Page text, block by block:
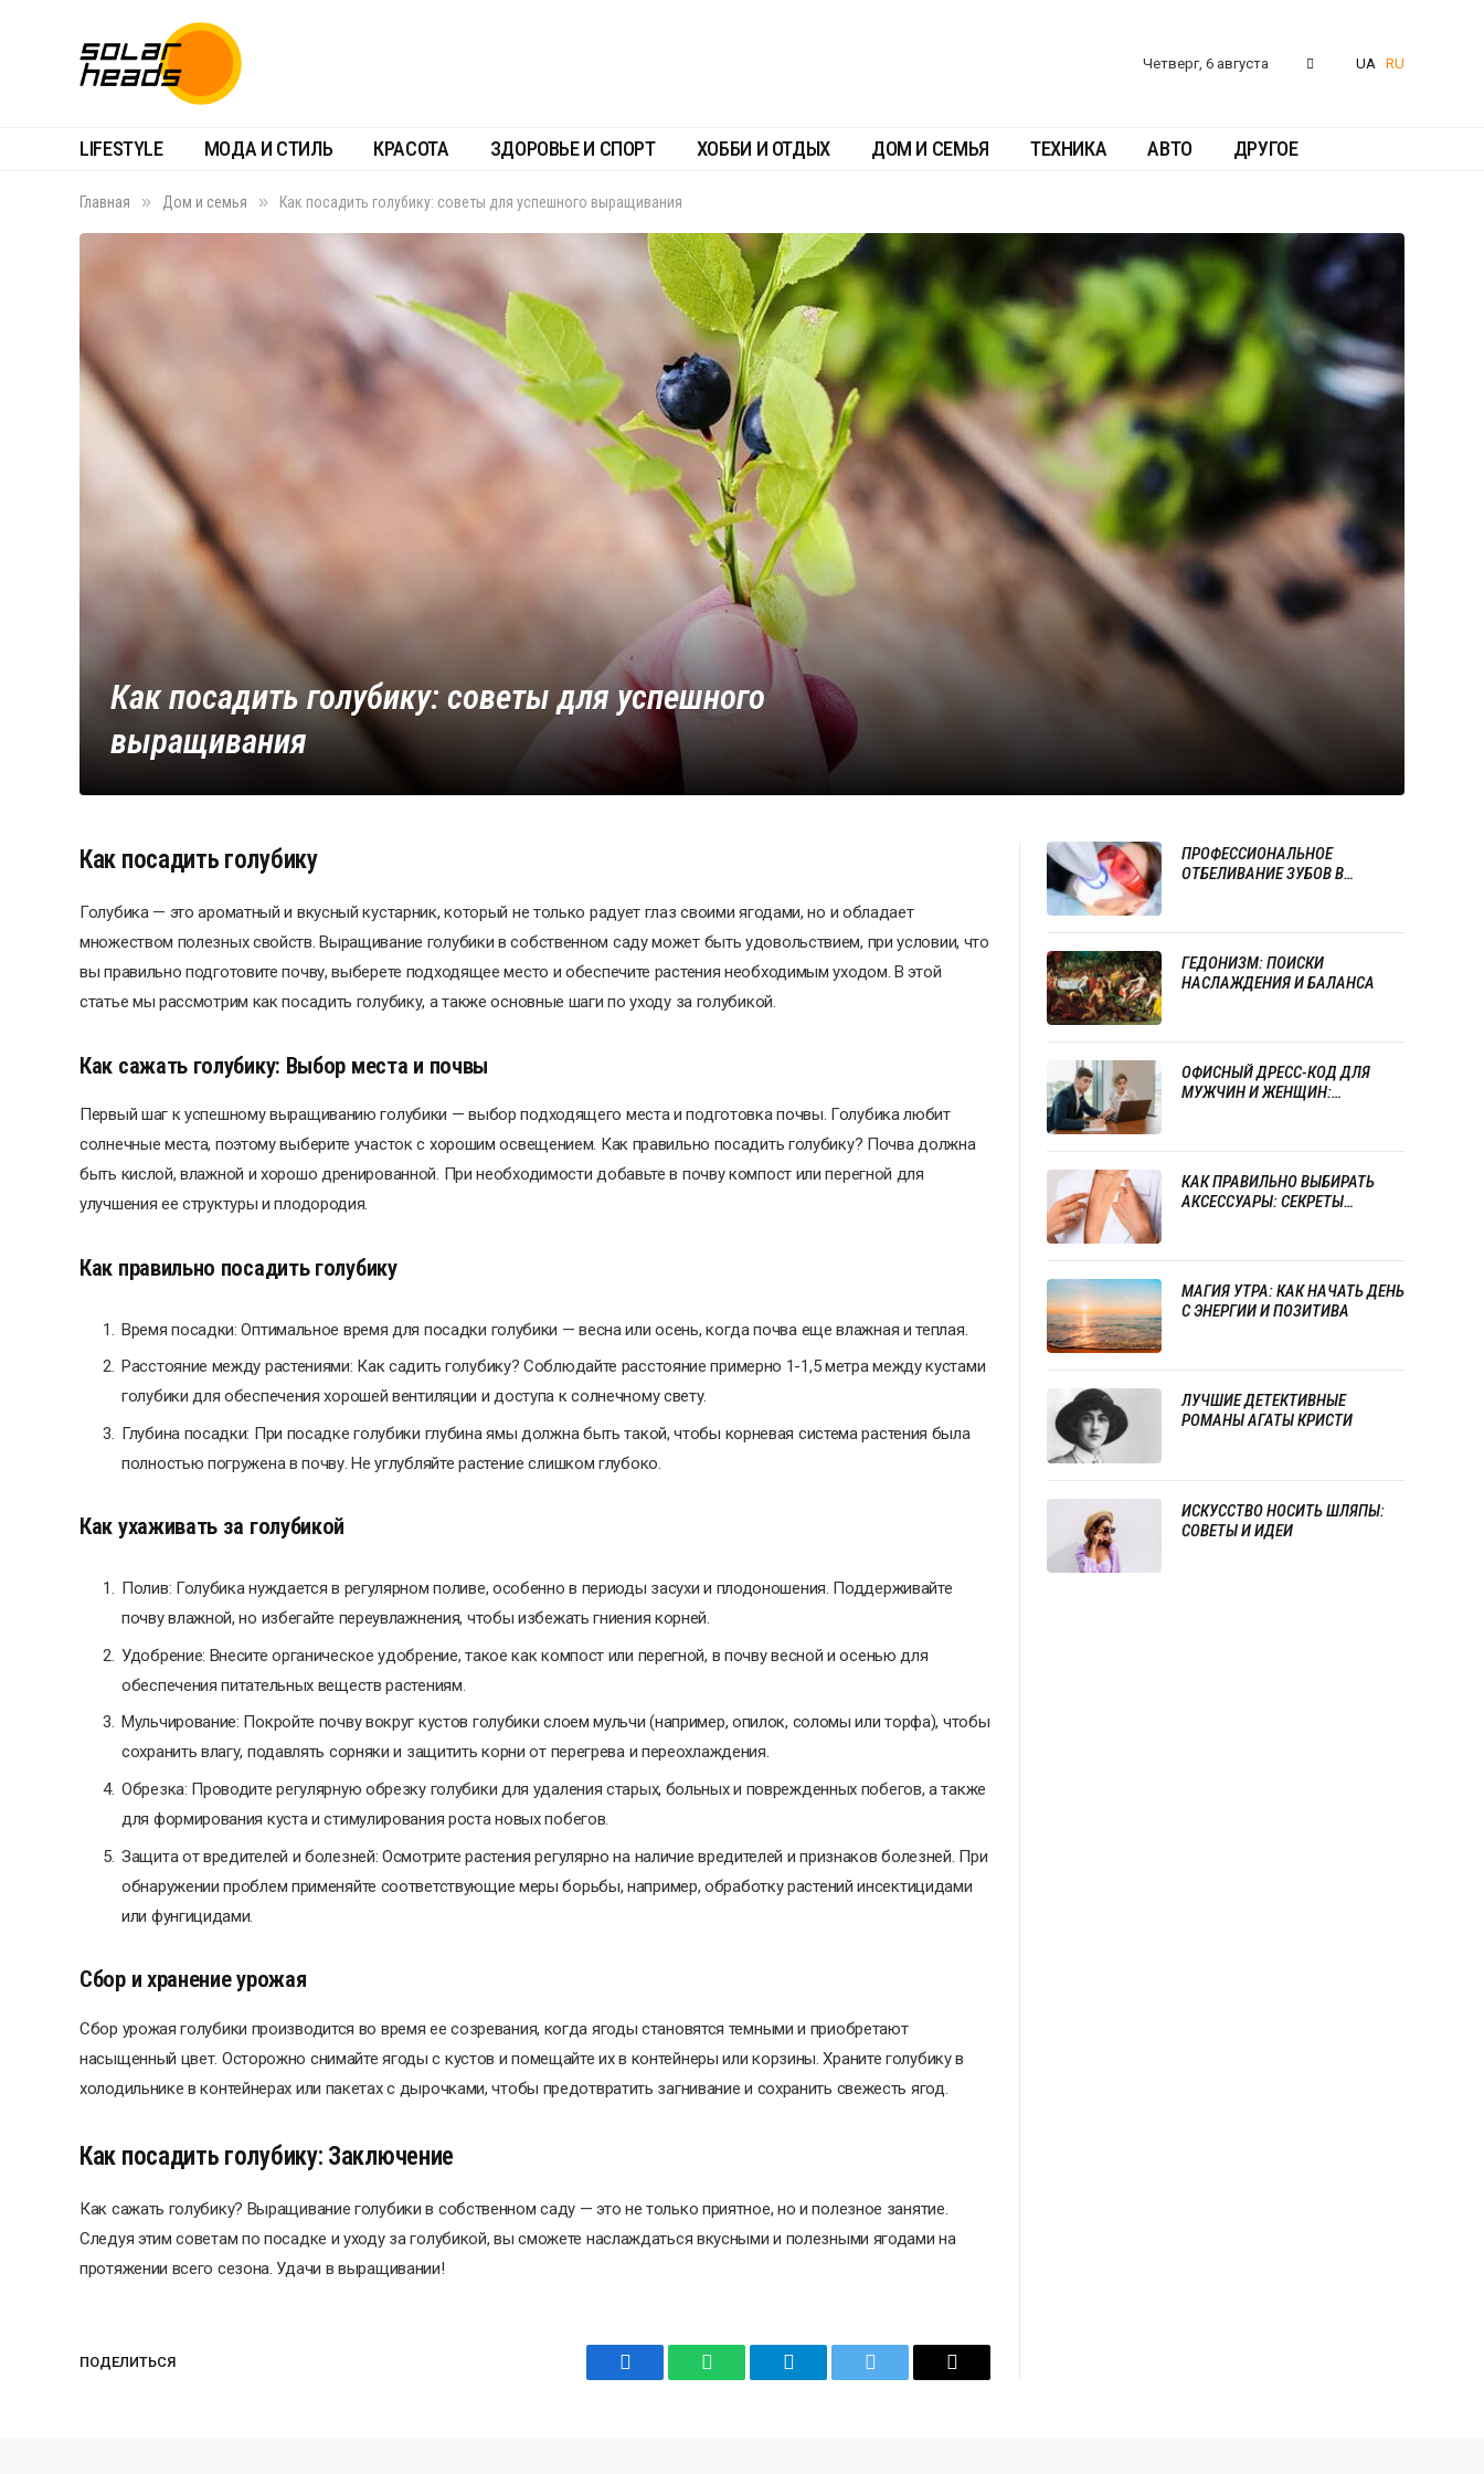
Четверг, 6 августа UA RU
LIFESTYLE МОДА И СТИЛЬ КРАСОТА ЗДОРОВЬЕ И СПОРТ ХОББИ И ОТДЫХ ДОМ И СЕМЬЯ ТЕХНИКА АВТО ДРУГОЕ
Главная » Дом и семья » Как посадить голубику: советы для успешного выращивания
Как посадить голубику: советы для успешного
выращивания
Как посадить голубику
Голубика — это ароматный и вкусный кустарник, который не только радует глаз своими ягодами, но и обладает
множеством полезных свойств. Выращивание голубики в собственном саду может быть удовольствием, при условии, что
вы правильно подготовите почву, выберете подходящее место и обеспечите растения необходимым уходом. В этой
статье мы рассмотрим как посадить голубику, а также основные шаги по уходу за голубикой.
Как сажать голубику: Выбор места и почвы
Первый шаг к успешному выращиванию голубики — выбор подходящего места и подготовка почвы. Голубика любит
солнечные места, поэтому выберите участок с хорошим освещением. Как правильно посадить голубику? Почва должна
быть кислой, влажной и хорошо дренированной. При необходимости добавьте в почву компост или перегной для
улучшения ее структуры и плодородия.
Как правильно посадить голубику
Время посадки: Оптимальное время для посадки голубики — весна или осень, когда почва еще влажная и теплая.
Расстояние между растениями: Как садить голубику? Соблюдайте расстояние примерно 1-1,5 метра между кустами
голубики для обеспечения хорошей вентиляции и доступа к солнечному свету.
Глубина посадки: При посадке голубики глубина ямы должна быть такой, чтобы корневая система растения была
полностью погружена в почву. Не углубляйте растение слишком глубоко.
Как ухаживать за голубикой
Полив: Голубика нуждается в регулярном поливе, особенно в периоды засухи и плодоношения. Поддерживайте
почву влажной, но избегайте переувлажнения, чтобы избежать гниения корней.
Удобрение: Внесите органическое удобрение, такое как компост или перегной, в почву весной и осенью для
обеспечения питательных веществ растениям.
Мульчирование: Покройте почву вокруг кустов голубики слоем мульчи (например, опилок, соломы или торфа), чтобы
сохранить влагу, подавлять сорняки и защитить корни от перегрева и переохлаждения.
Обрезка: Проводите регулярную обрезку голубики для удаления старых, больных и поврежденных побегов, а также
для формирования куста и стимулирования роста новых побегов.
Защита от вредителей и болезней: Осмотрите растения регулярно на наличие вредителей и признаков болезней. При
обнаружении проблем применяйте соответствующие меры борьбы, например, обработку растений инсектицидами
или фунгицидами.
Сбор и хранение урожая
Сбор урожая голубики производится во время ее созревания, когда ягоды становятся темными и приобретают
насыщенный цвет. Осторожно снимайте ягоды с кустов и помещайте их в контейнеры или корзины. Храните голубику в
холодильнике в контейнерах или пакетах с дырочками, чтобы предотвратить загнивание и сохранить свежесть ягод.
Как посадить голубику: Заключение
Как сажать голубику? Выращивание голубики в собственном саду — это не только приятное, но и полезное занятие.
Следуя этим советам по посадке и уходу за голубикой, вы сможете наслаждаться вкусными и полезными ягодами на
протяжении всего сезона. Удачи в выращивании!
ПОДЕЛИТЬСЯ
Facebook WhatsAppTelegram Twitter Email
ПРОФЕССИОНАЛЬНОЕ
ОТБЕЛИВАНИЕ ЗУБОВ В
ГЕДОНИЗМ: ПОИСКИ
НАСЛАЖДЕНИЯ И БАЛАНСА
ОФИСНЫЙ ДРЕСС-КОД ДЛЯ
МУЖЧИН И ЖЕНЩИН:
КАК ПРАВИЛЬНО ВЫБИРАТЬ
АКСЕССУАРЫ: СЕКРЕТЫ
МАГИЯ УТРА: КАК НАЧАТЬ ДЕНЬ
С ЭНЕРГИИ И ПОЗИТИВА
ЛУЧШИЕ ДЕТЕКТИВНЫЕ
РОМАНЫ АГАТЫ КРИСТИ
ИСКУССТВО НОСИТЬ ШЛЯПЫ:
СОВЕТЫ И ИДЕИ